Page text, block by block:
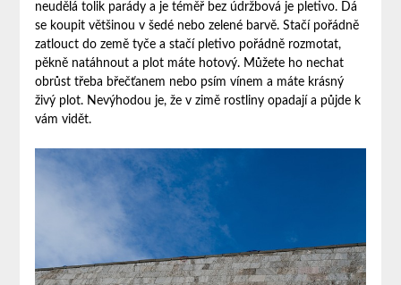
neudělá tolik parády a je téměř bez údržbová je pletivo. Dá
se koupit většinou v šedé nebo zelené barvě. Stačí pořádně
zatlouct do země tyče a stačí pletivo pořádně rozmotat,
pěkně natáhnout a plot máte hotový. Můžete ho nechat
obrůst třeba břečťanem nebo psím vínem a máte krásný
živý plot. Nevýhodou je, že v zimě rostliny opadají a půjde k
vám vidět.